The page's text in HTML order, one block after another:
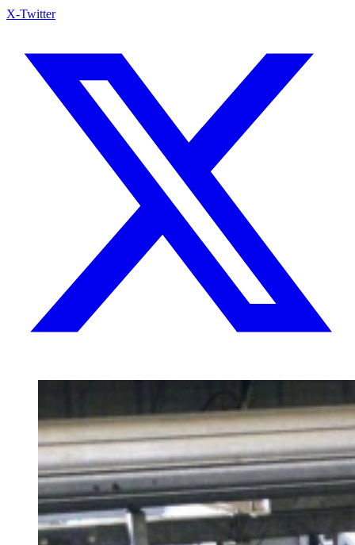
X-Twitter